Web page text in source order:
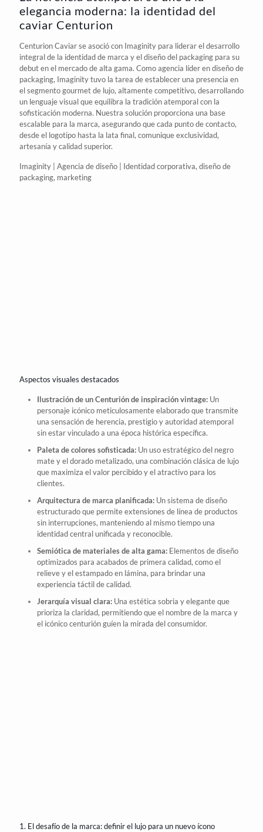
elegancia moderna: la identidad del
caviar Centurion
CenturionCaviarse asoció con Imaginity para liderar el desarrollo
integral de la identidad de marca y eldiseño del packaging para su
debut en el mercado de alta gama. Comoagencia líder en diseño de
packaging, Imaginitytuvo la tarea de establecer una presencia en
el segmento gourmet de lujo, altamente competitivo, desarrollando
un lenguaje visual que equilibra la tradición atemporal con la
sofisticación moderna. Nuestra solución proporciona una base
escalable para la marca, asegurando que cada punto de contacto,
desde el logotipo hasta la lata final, comunique exclusividad,
artesanía y calidad superior.
Imaginity | Agencia de diseño | Identidad corporativa, diseño de
packaging, marketing
Aspectos visuales destacados
Ilustraciónde un Centurión de inspiración vintage: Un
personaje icónico meticulosamente elaborado que transmite
una sensación de herencia, prestigio y autoridad atemporal
sin estar vinculado a una época histórica específica.
Paleta de colores sofisticada: Un uso estratégico del negro
mate y el dorado metalizado, una combinación clásica de lujo
que maximiza el valor percibido y el atractivo para los
clientes.
Arquitectura de marca planificada: Un sistema de diseño
estructurado que permite extensiones de línea de productos
sin interrupciones, manteniendo al mismo tiempo una
identidad central unificada y reconocible.
Semiótica de materiales de alta gama: Elementos de diseño
optimizados para acabados de primera calidad, como el
relieve y el estampado en lámina, para brindar una
experiencia táctil de calidad.
Jerarquía visual clara: Una estética sobria y elegante que
prioriza la claridad, permitiendo que el nombrede la marca y
el icónico centurión guíen la mirada del consumidor.
1. El desafío de la marca: definir el lujo para un nuevo ícono